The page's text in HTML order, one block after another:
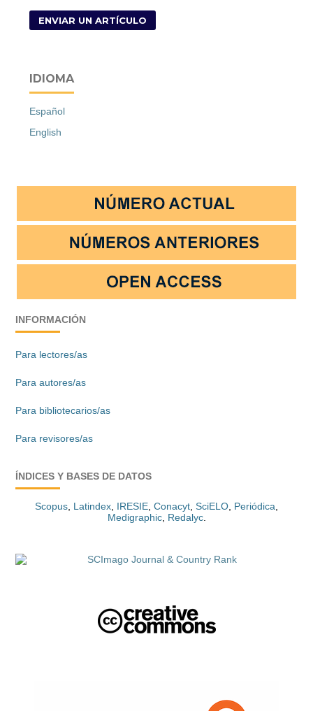
ENVIAR UN ARTÍCULO
IDIOMA
Español
English
INFORMACIÓN
Para lectores/as
Para autores/as
Para bibliotecarios/as
Para revisores/as
ÍNDICES Y BASES DE DATOS
Scopus, Latindex, IRESIE, Conacyt, SciELO, Periódica,
Medigraphic, Redalyc.